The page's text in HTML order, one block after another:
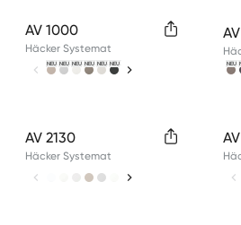
AV 1000
Häcker Systemat
Available colors
NEU NEU NEU NEU NEU NEU NEU
AV 2130
Häcker Systemat
Available colors